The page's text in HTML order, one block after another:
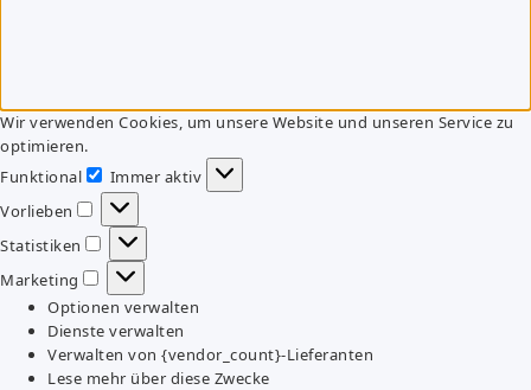
Wir verwenden Cookies, um unsere Website und unseren Service zu
optimieren.
Funktional
Funktional
Immer aktiv
Vorlieben
Vorlieben
Statistiken
Statistiken
Marketing
Marketing
Optionen verwalten
Dienste verwalten
Verwalten von {vendor_count}-Lieferanten
Lese mehr über diese Zwecke